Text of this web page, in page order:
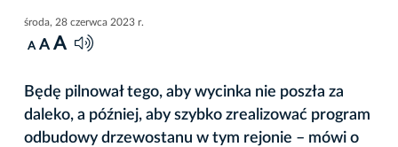
środa, 28 czerwca 2023 r.
A A A
Będę pilnował tego, aby wycinka nie poszła za
daleko, a później, aby szybko zrealizować program
odbudowy drzewostanu w tym rejonie – mówi o